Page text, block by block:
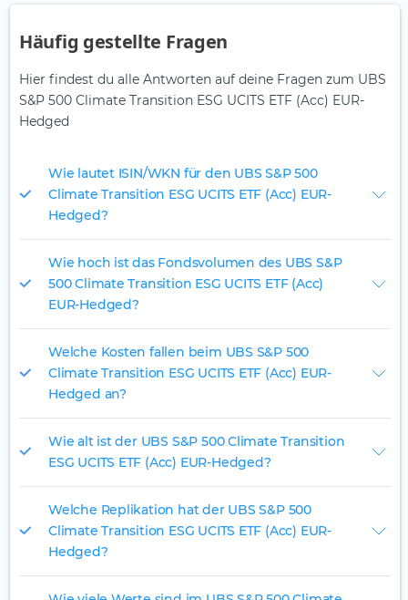
Häufig gestellte Fragen
Hier findest du alle Antworten auf deine Fragen zum UBS
S&P 500 Climate Transition ESG UCITS ETF (Acc) EUR-
Hedged
Wie lautet ISIN/WKN für den UBS S&P 500
Climate Transition ESG UCITS ETF (Acc) EUR-
Hedged?
Wie hoch ist das Fondsvolumen des UBS S&P
500 Climate Transition ESG UCITS ETF (Acc)
EUR-Hedged?
Welche Kosten fallen beim UBS S&P 500
Climate Transition ESG UCITS ETF (Acc) EUR-
Hedged an?
Wie alt ist der UBS S&P 500 Climate Transition
ESG UCITS ETF (Acc) EUR-Hedged?
Welche Replikation hat der UBS S&P 500
Climate Transition ESG UCITS ETF (Acc) EUR-
Hedged?